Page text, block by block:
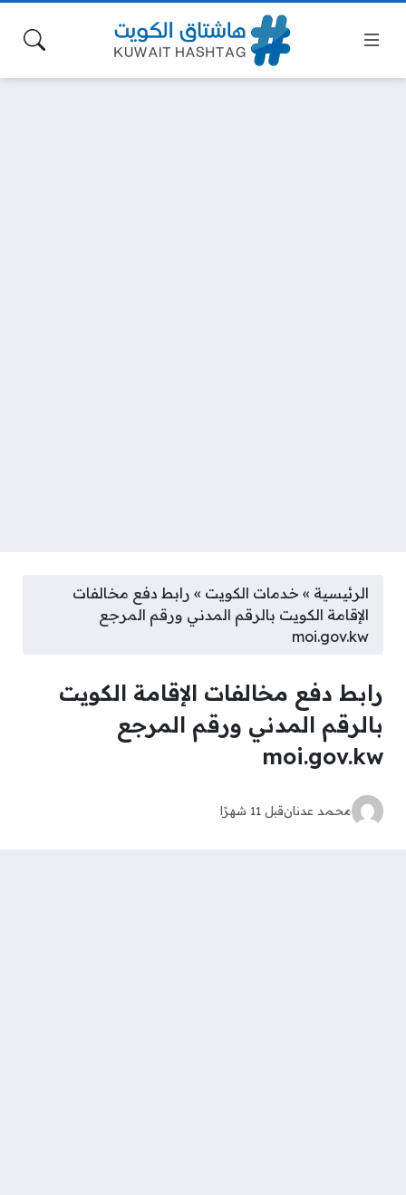
الرئيسية » خدمات الكويت » رابط دفع مخالفات
الإقامة الكويت بالرقم المدني ورقم المرجع
moi.gov.kw
رابط دفع مخالفات الإقامة الكويت
بالرقم المدني ورقم المرجع
moi.gov.kw
محمد عدنانقبل 11 شهرًا